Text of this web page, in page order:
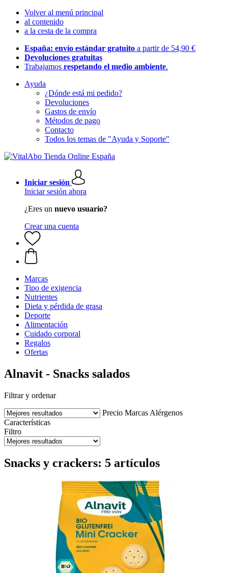
Volver al menú principal
al contenido
a la cesta de la compra
España: envío estándar gratuito a partir de 54,90 €
Devoluciones gratuitas
Trabajamos respetando el medio ambiente.
Ayuda
¿Dónde está mi pedido?
Devoluciones
Gastos de envío
Métodos de pago
Contacto
Todos los temas de "Ayuda y Soporte"
Iniciar sesión
Iniciar sesión ahora
¿Eres un nuevo usuario?
Crear una cuenta
Marcas
Tipo de exigencia
Nutrientes
Dieta y pérdida de grasa
Deporte
Alimentación
Cuidado corporal
Regalos
Ofertas
Alnavit - Snacks salados
Filtrar y ordenar
Precio Marcas Alérgenos
Características
Filtro
Snacks y crackers: 5 artículos